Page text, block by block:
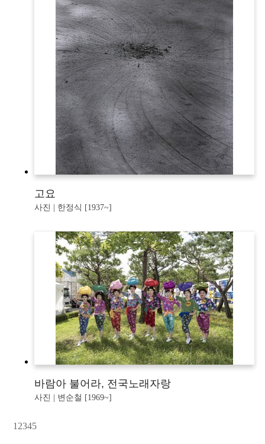
고요
사진 | 한정식 [1937~]
바람아 불어라, 전국노래자랑
사진 | 변순철 [1969~]
1 2345